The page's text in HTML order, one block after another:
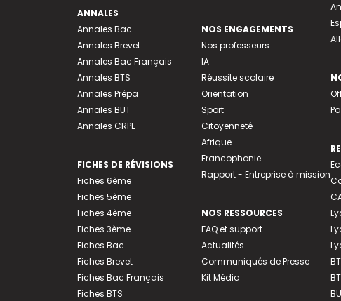
ANNALES
Annales Bac
Annales Brevet
Annales Bac Français
Annales BTS
Annales Prépa
Annales BUT
Annales CRPE
FICHES DE RÉVISIONS
Fiches 6ème
Fiches 5ème
Fiches 4ème
Fiches 3ème
Fiches Bac
Fiches Brevet
Fiches Bac Français
Fiches BTS
NOS ENGAGEMENTS
Nos professeurs
IA
Réussite scolaire
Orientation
Sport
Citoyenneté
Afrique
Francophonie
Rapport - Entreprise à mission
NOS RESSOURCES
FAQ et support
Actualités
Communiqués de Presse
Kit Média